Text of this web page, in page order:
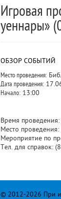
Игровая
уеннары»
ОБЗОР СОБЫТИЙ
Место проведения:
Дата проведения:
Начало: 13:00
Время
Место
Мероприятие по
Тел. для справок:
© 2012-2026 При